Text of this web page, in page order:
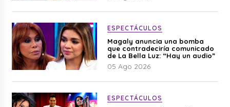
ESPECTÁCULOS
Magaly anuncia una bomba
que contradeciría comunicado
de La Bella Luz: “Hay un audio”
05 Ago 2026
ESPECTÁCULOS